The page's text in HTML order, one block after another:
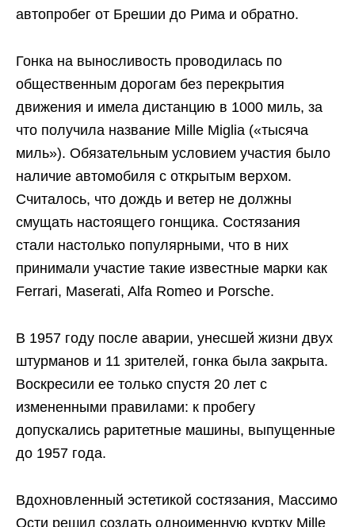
автопробег от Брешии до Рима и обратно.
Гонка на выносливость проводилась по
общественным дорогам без перекрытия
движения и имела дистанцию в 1000 миль, за
что получила название Mille Miglia («тысяча
миль»). Обязательным условием участия было
наличие автомобиля с открытым верхом.
Считалось, что дождь и ветер не должны
смущать настоящего гонщика. Состязания
стали настолько популярными, что в них
принимали участие такие известные марки как
Ferrari, Maserati, Alfa Romeo и Porsche.
В 1957 году после аварии, унесшей жизни двух
штурманов и 11 зрителей, гонка была закрыта.
Воскресили ее только спустя 20 лет с
измененными правилами: к пробегу
допускались раритетные машины, выпущенные
до 1957 года.
Вдохновленный эстетикой состязания, Массимо
Ости решил создать одноименную куртку Mille